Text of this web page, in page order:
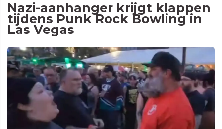
Nazi-aanhanger krijgt klappen
tijdens Punk Rock Bowling in
Las Vegas